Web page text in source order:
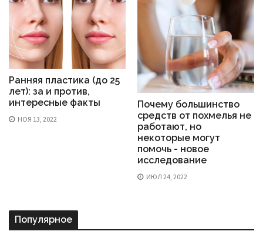
Ранняя пластика (до 25
лет): за и против,
интересные факты
НОЯ 13, 2022
Почему большинство
средств от похмелья не
работают, но
некоторые могут
помочь - новое
исследование
ИЮЛ 24, 2022
Популярное